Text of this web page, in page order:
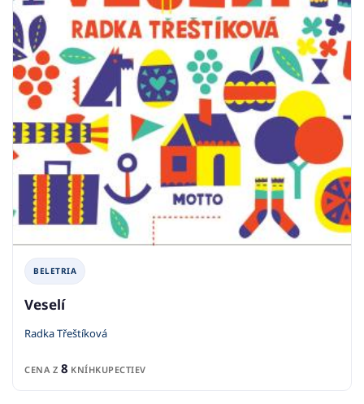
BELETRIA
Veselí
Radka Třeštíková
CENA Z 8 KNÍHKUPECTIEV